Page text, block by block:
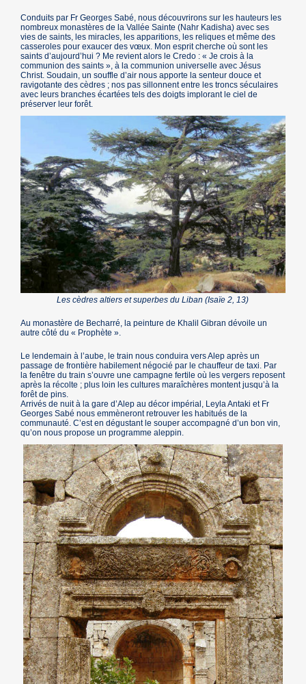
Conduits par Fr Georges Sabé, nous découvrirons sur les hauteurs les
nombreux monastères de la Vallée Sainte (Nahr Kadisha) avec ses
vies de saints, les miracles, les apparitions, les reliques et même des
casseroles pour exaucer des vœux. Mon esprit cherche où sont les
saints d’aujourd’hui ? Me revient alors le Credo : « Je crois à la
communion des saints », à la communion universelle avec Jésus
Christ. Soudain, un souffle d’air nous apporte la senteur douce et
ravigotante des cèdres ; nos pas sillonnent entre les troncs séculaires
avec leurs branches écartées tels des doigts implorant le ciel de
préserver leur forêt.
Les cèdres altiers et superbes du Liban (Isaïe 2, 13)
Au monastère de Becharré, la peinture de Khalil Gibran dévoile un
autre côté du « Prophète ».
Le lendemain à l’aube, le train nous conduira vers Alep après un
passage de frontière habilement négocié par le chauffeur de taxi. Par
la fenêtre du train s’ouvre une campagne fertile où les vergers reposent
après la récolte ; plus loin les cultures maraîchères montent jusqu’à la
forêt de pins.
Arrivés de nuit à la gare d’Alep au décor impérial, Leyla Antaki et Fr
Georges Sabé nous emmèneront retrouver les habitués de la
communauté. C’est en dégustant le souper accompagné d’un bon vin,
qu’on nous propose un programme aleppin.